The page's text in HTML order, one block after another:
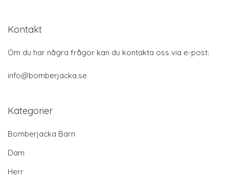
Kontakt
Om du har några frågor kan du kontakta oss via e-post:
info@bomberjacka.se
Kategorier
Bomberjacka Barn
Dam
Herr